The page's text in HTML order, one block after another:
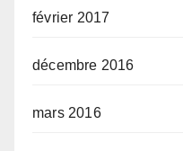
février 2017
décembre 2016
mars 2016